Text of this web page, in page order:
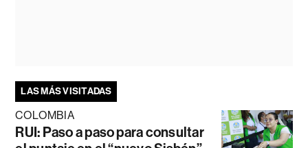
LAS MÁS VISITADAS
COLOMBIA
RUI: Paso a paso para consultar